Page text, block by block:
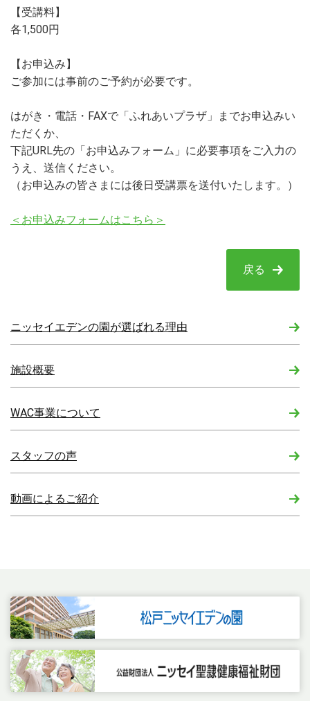
【受講料】
各1,500円
【お申込み】
ご参加には事前のご予約が必要です。
はがき・電話・FAXで「ふれあいプラザ」までお申込みい
ただくか、
下記URL先の「お申込みフォーム」に必要事項をご入力の
うえ、送信ください。
（お申込みの皆さまには後日受講票を送付いたします。）
＜お申込みフォームはこちら＞
戻る
ニッセイエデンの園が選ばれる理由
施設概要
WAC事業について
スタッフの声
動画によるご紹介